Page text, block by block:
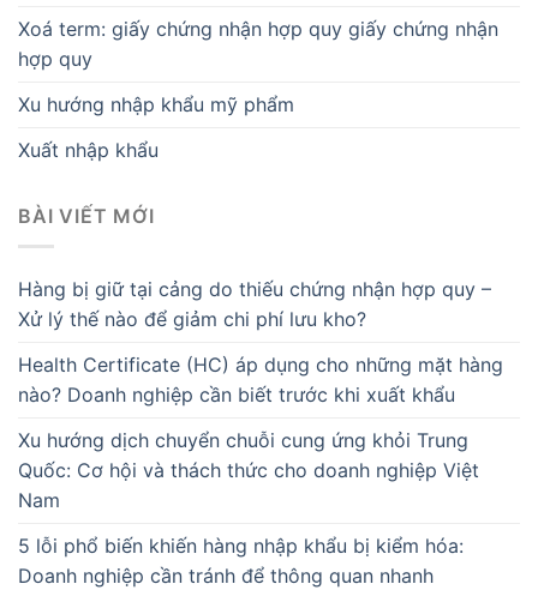
Xoá term: giấy chứng nhận hợp quy giấy chứng nhận
hợp quy
Xu hướng nhập khẩu mỹ phẩm
Xuất nhập khẩu
BÀI VIẾT MỚI
Hàng bị giữ tại cảng do thiếu chứng nhận hợp quy –
Xử lý thế nào để giảm chi phí lưu kho?
Health Certificate (HC) áp dụng cho những mặt hàng
nào? Doanh nghiệp cần biết trước khi xuất khẩu
Xu hướng dịch chuyển chuỗi cung ứng khỏi Trung
Quốc: Cơ hội và thách thức cho doanh nghiệp Việt
Nam
5 lỗi phổ biến khiến hàng nhập khẩu bị kiểm hóa:
Doanh nghiệp cần tránh để thông quan nhanh